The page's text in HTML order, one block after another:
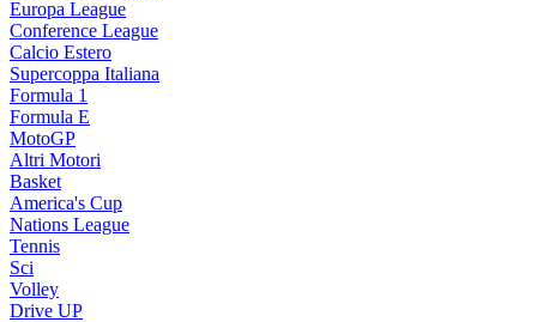
Europa League
Conference League
Calcio Estero
Supercoppa Italiana
Formula 1
Formula E
MotoGP
Altri Motori
Basket
America's Cup
Nations League
Tennis
Sci
Volley
Drive UP